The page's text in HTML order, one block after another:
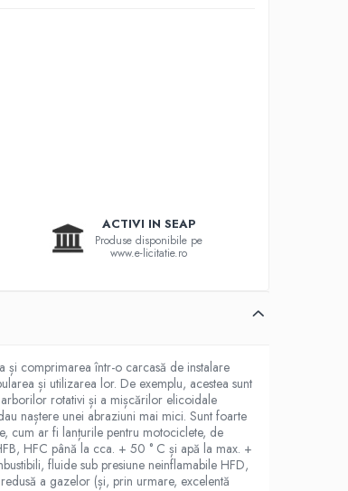
ACTIVI IN SEAP
Produse disponibile pe
www.e-licitatie.ro
și comprimarea într-o carcasă de instalare
și utilizarea lor. De exemplu, acestea sunt
rotativi și a mișcărilor elicoidale
naștere unei abraziuni mai mici. Sunt foarte
cum ar fi lanțurile pentru motociclete, de
HFC până la cca. + 50 ° C și apă la max. +
fluide sub presiune neinflamabile HFD,
a gazelor (și, prin urmare, excelentă